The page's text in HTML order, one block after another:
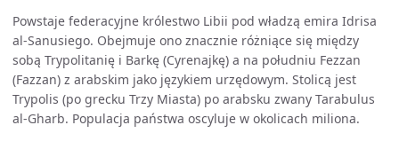
Powstaje federacyjne królestwo Libii pod władzą emira Idrisa
al-Sanusiego. Obejmuje ono znacznie różniące się między
sobą Trypolitanię i Barkę (Cyrenajkę) a na południu Fezzan
(Fazzan) z arabskim jako językiem urzędowym. Stolicą jest
Trypolis (po grecku Trzy Miasta) po arabsku zwany Tarabulus
al-Gharb. Populacja państwa oscyluje w okolicach miliona.